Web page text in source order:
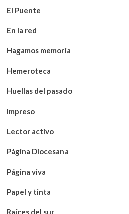
El Puente
En la red
Hagamos memoria
Hemeroteca
Huellas del pasado
Impreso
Lector activo
Página Diocesana
Página viva
Papel y tinta
Raíces del sur